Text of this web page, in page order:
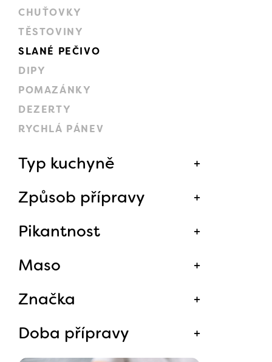
CHUŤOVKY
TĚSTOVINY
SLANÉ PEČIVO
DIPY
POMAZÁNKY
DEZERTY
RYCHLÁ PÁNEV
Typ kuchyně
Způsob přípravy
Pikantnost
Maso
Značka
Doba přípravy